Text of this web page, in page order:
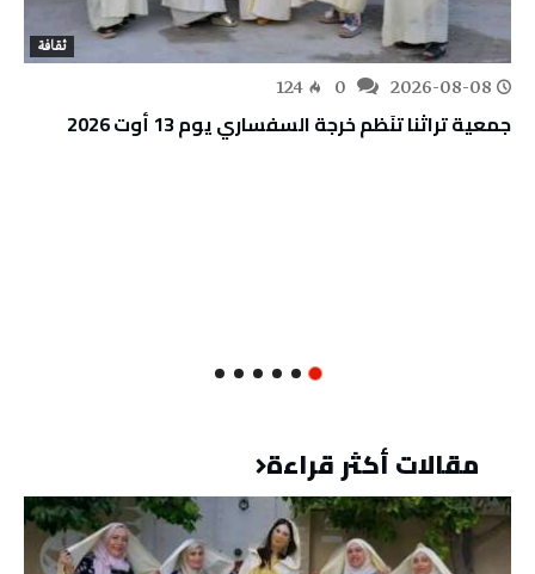
ثقافة
2026-08-08
124
جمعية تراثنا تنَظم خرجة السفساري يوم 13 أوت 2026
مقالات أكثر قراءة